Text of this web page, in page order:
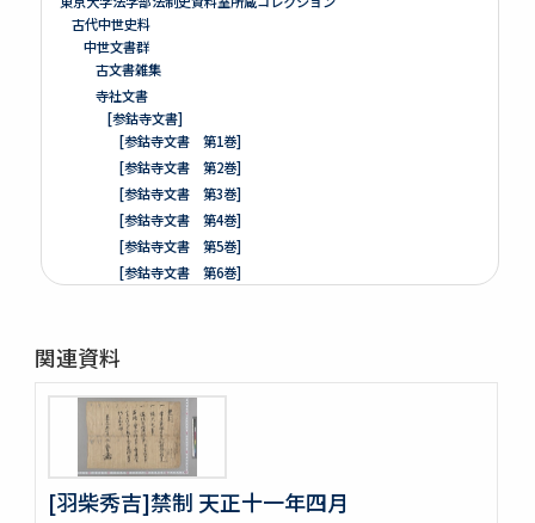
古代中世史料
中世文書群
古文書雑集
寺社文書
[参鈷寺文書]
[参鈷寺文書 第1巻]
[参鈷寺文書 第2巻]
[参鈷寺文書 第3巻]
[参鈷寺文書 第4巻]
[参鈷寺文書 第5巻]
[参鈷寺文書 第6巻]
[城東寺文書]
綸旨五通[城東寺文書 第1巻]
[城東寺文書 第2巻]
高野山寶光院文書
売券類
[中世沽券状など貼り交ぜ]
関連資料
[羽柴秀吉]禁制 天正十一年四月